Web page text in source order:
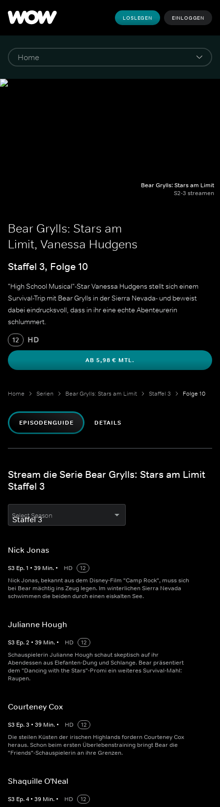
LOSLEGEN EINLOGGEN
Bear Grylls: Stars am Limit
S2-3 streamen
Bear Grylls: Stars am
Limit, Vanessa Hudgens
Staffel 3, Folge 10
"High School Musical"-Star Vanessa Hudgens stellt sich einem
Survival-Trip mit Bear Grylls in der Sierra Nevada- und beweist
dabei eindrucksvoll, dass in ihr eine echte Abenteurerin
schlummert.
12 HD
AB 5,98 € MTL.
Home Serien Bear Grylls: Stars am Limit Staffel 3 Folge 10
EPISODENGUIDE DETAILS
Stream die Serie Bear Grylls: Stars am Limit
Staffel 3
Select Season
Nick Jonas
S3 Ep.1 • 39 Min. • HD
12
Nick Jonas, bekannt aus dem Disney-Film "Camp Rock", muss sich
bei Bear mächtig ins Zeug legen. Im winterlichen Sierra Nevada
schwimmen die beiden durch einen eiskalten See.
Julianne Hough
S3 Ep.2 • 39 Min. • HD
12
Schauspielerin Julianne Hough schaut skeptisch auf ihr
Abendessen aus Elefanten-Dung und Schlange. Bear präsentiert
dem "Dancing with the Stars"-Promi ein weiteres Survival-Mahl:
Raupen.
Courteney Cox
S3 Ep.3 • 39 Min. • HD
12
Die steilen Küsten der irischen Highlands fordern Courteney Cox
heraus. Schon beim ersten Überlebenstraining bringt Bear die
"Friends"-Schauspielerin an ihre Grenzen.
Shaquille O'Neal
S3 Ep.4 • 39 Min. • HD
12